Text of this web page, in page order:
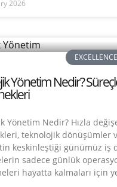
2026
Yönetim Nedir?
Yönetim Nedir? Hızla
teknolojik dönüşümler
keskinleştiği günümüz iş
sadece günlük
hayatta kalmaları için